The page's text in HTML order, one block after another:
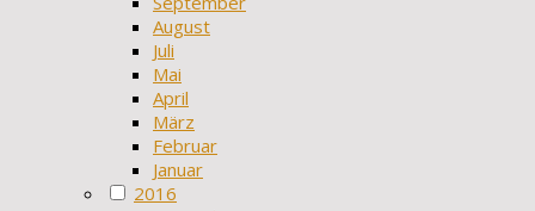
August
Juli
Mai
April
März
Februar
Januar
2016